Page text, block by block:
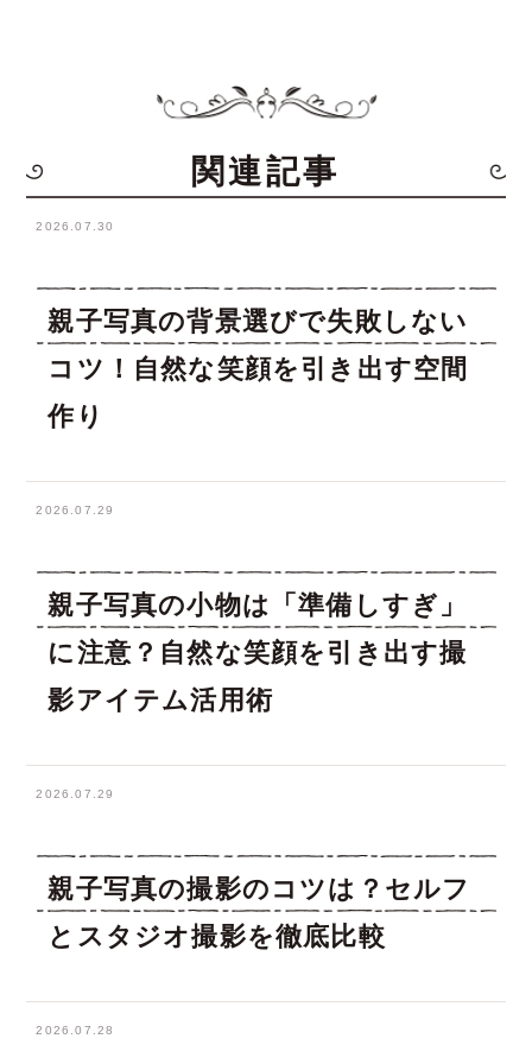
関連記事
2026.07.30
親子写真の背景選びで失敗しない
コツ！自然な笑顔を引き出す空間
作り
2026.07.29
親子写真の小物は「準備しすぎ」
に注意？自然な笑顔を引き出す撮
影アイテム活用術
2026.07.29
親子写真の撮影のコツは？セルフ
とスタジオ撮影を徹底比較
2026.07.28